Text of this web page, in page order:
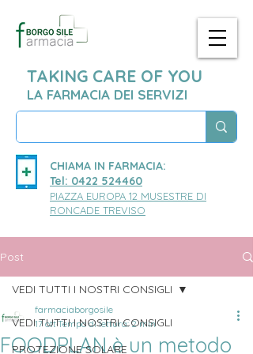
TAKING CARE OF YOU
LA FARMACIA DEI SERVIZI
CHIAMA IN FARMACIA:
Tel: 0422 524460
PIAZZA EUROPA 12 MUSESTRE DI
RONCADE TREVISO
Post
VEDI TUTTI I NOSTRI CONSIGLI
PROTEZIONE SOLARE
VEDI TUTTI I NOSTRI CONSIGLI
FOODPLAN è un metodo
farmaciaborgosile
17 ottTempo di lettura: 2 min